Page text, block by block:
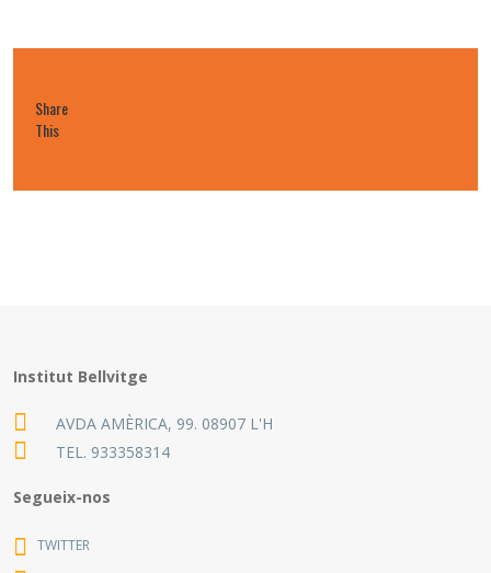
Share
This
Institut Bellvitge
AVDA AMÈRICA, 99. 08907 L'H
TEL. 933358314
Segueix-nos
TWITTER